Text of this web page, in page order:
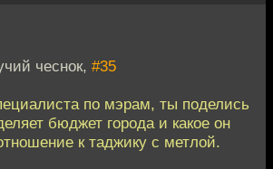
чеснок, #35
по мэрам, ты поделись
бюджет города и какое он
к таджику с метлой.